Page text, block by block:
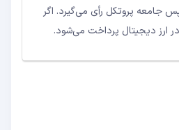
جامعه پروتکل رأی می‌گیرد. اگر
ارز دیجیتال پرداخت می‌شود.